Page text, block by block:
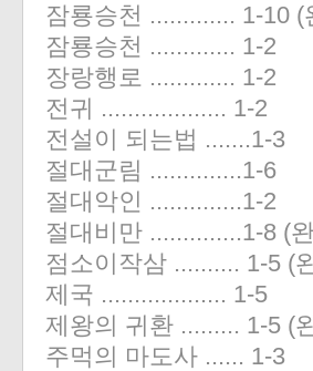
잠룡승천 ............. 1-10 (
잠룡승천 ............. 1-2
장랑행로 ............. 1-2
전귀 ................... 1-2
전설이 되는법 .......1-3
절대군림 ..............1-6
절대악인 ..............1-2
절대비만 ..............1-8 (
점소이작삼 .......... 1-5 (
제국 ................... 1-5
제왕의 귀환 ......... 1-5 (
주먹의 마도사 ...... 1-3